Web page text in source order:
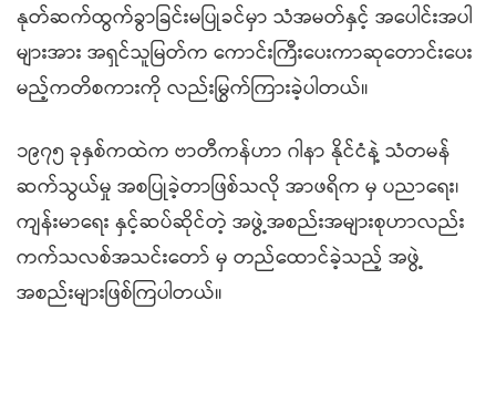
နုတ်ဆက်ထွက်ခွာခြင်းမပြုခင်မှာ သံအမတ်နှင့် အပေါင်းအပါ
များအား အရှင်သူမြတ်က ကောင်းကြီးပေးကာဆုတောင်းပေး
မည့်ကတိစကားကို လည်းမြွက်ကြားခဲ့ပါတယ်။
၁၉၇၅ ခုနှစ်ကထဲက ဗာတီကန်ဟာ ဂါနာ နိုင်ငံနဲ့ သံတမန်
ဆက်သွယ်မှု အစပြုခဲ့တာဖြစ်သလို အာဖရိက မှ ပညာရေး၊
ကျန်းမာရေး နှင့်ဆပ်ဆိုင်တဲ့ အဖွဲ့အစည်းအများစုဟာလည်း
ကက်သလစ်အသင်းတော် မှ တည်ထောင်ခဲ့သည့် အဖွဲ့
အစည်းများဖြစ်ကြပါတယ်။